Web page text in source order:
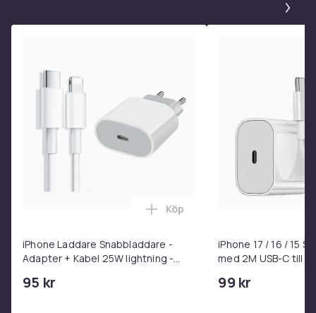
iPhone Laddare Snabbladdare -
Adapter + Kabel 25W lightning -
95 kr
Lägg till iPhone Laddare
Köp
iPhone 17 / 16 / 15
med 2M USB-C till
99 kr